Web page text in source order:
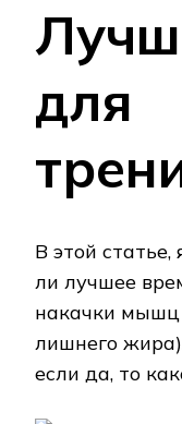
для
В этой
ли лучшее
накачки мышц
лишнего
если да, то